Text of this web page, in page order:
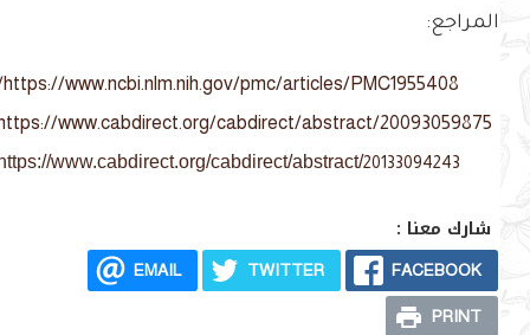
المراجع:
https://www.ncbi.nlm.nih.gov/pmc/articles/PMC1955408/
https://www.cabdirect.org/cabdirect/abstract/20093059875
https://www.cabdirect.org/cabdirect/abstract/20133094243
شارك معنا :
FACEBOOK
TWITTER
EMAIL
PRINT